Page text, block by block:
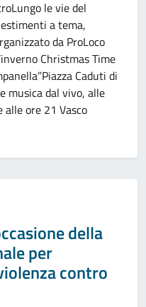
le vie del
a tema,
da ProLoco
Christmas Time
Caduti di
musica dal vivo, alle
alle ore 21 Vasco
della
per
contro